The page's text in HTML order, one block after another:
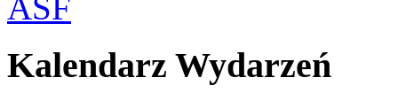
Kalendarz Wydarzeń